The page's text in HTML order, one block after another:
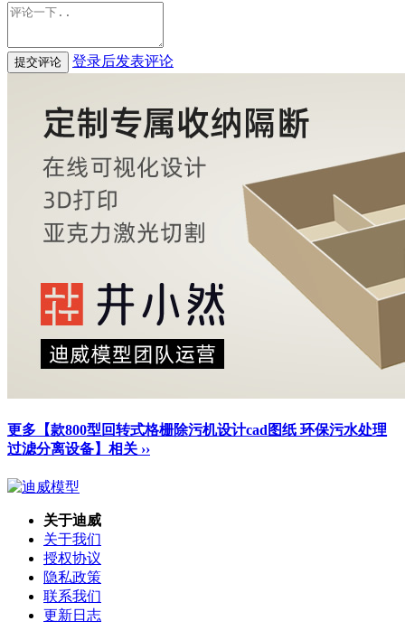
提交评论 登录后发表评论
更多【款800型回转式格栅除污机设计cad图纸 环保污水处理
过滤分离设备】相关 ››
关于迪威
关于我们
授权协议
隐私政策
联系我们
更新日志